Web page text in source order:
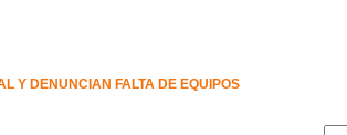
Y DENUNCIAN FALTA DE EQUIPOS